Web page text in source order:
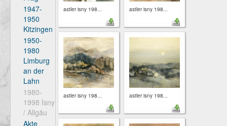
1947-
1950
Kitzingen
1950-
1980
Limburg
an der
Lahn
1980-
1998 Isny
/ Allgäu
Akte
astler isny 198... astler isny 198...
astler isny 198... astler isny 198...